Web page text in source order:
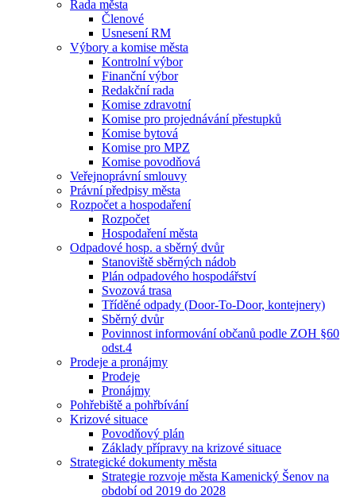
Rada města
Členové
Usnesení RM
Výbory a komise města
Kontrolní výbor
Finanční výbor
Redakční rada
Komise zdravotní
Komise pro projednávání přestupků
Komise bytová
Komise pro MPZ
Komise povodňová
Veřejnoprávní smlouvy
Právní předpisy města
Rozpočet a hospodaření
Rozpočet
Hospodaření města
Odpadové hosp. a sběrný dvůr
Stanoviště sběrných nádob
Plán odpadového hospodářství
Svozová trasa
Tříděné odpady (Door-To-Door, kontejnery)
Sběrný dvůr
Povinnost informování občanů podle ZOH §60
odst.4
Prodeje a pronájmy
Prodeje
Pronájmy
Pohřebiště a pohřbívání
Krizové situace
Povodňový plán
Základy přípravy na krizové situace
Strategické dokumenty města
Strategie rozvoje města Kamenický Šenov na
období od 2019 do 2028